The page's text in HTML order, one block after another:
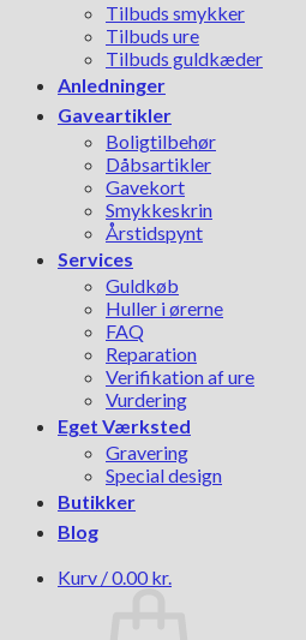
Tilbuds smykker
Tilbuds ure
Tilbuds guldkæder
Anledninger
Gaveartikler
Boligtilbehør
Dåbsartikler
Gavekort
Smykkeskrin
Årstidspynt
Services
Guldkøb
Huller i ørerne
FAQ
Reparation
Verifikation af ure
Vurdering
Eget Værksted
Gravering
Special design
Butikker
Blog
Kurv /0.00 kr.